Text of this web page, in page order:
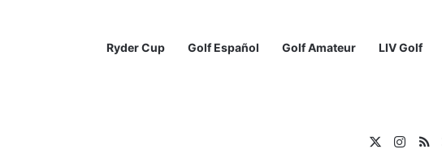
Ryder Cup Golf Español Golf Amateur LIV Golf